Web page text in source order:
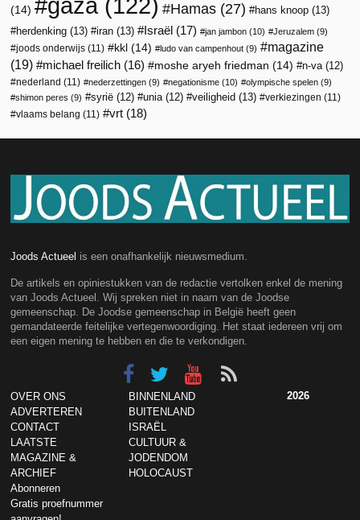
(14) Hamas (27) hans knoop (13)
herdenking (13) iran (13) Israël (17) jan jambon (10) Jeruzalem (9)
joods onderwijs (11) kkl (14) ludo van campenhout (9)
magazine
(19)
michael freilich (16) moshe aryeh friedman (14) n-va (12)
nederland (11) nederzettingen (9) negationisme (10) olympische spelen (9)
shimon peres (9) syrië (12) unia (12) veiligheid (13) verkiezingen (11)
vlaams belang (11) vrt (18)
Joods Actueel is een onafhankelijk nieuwsmedium.
De artikels en opiniestukken van de redactie vertolken enkel de mening
van Joods Actueel. Wij spreken niet in naam van de Joodse
gemeenschap. De Joodse gemeenschap in België heeft geen
gemandateerde feitelijke vertegenwoordiging. Het staat iedereen vrij om
een eigen mening te hebben en die te verkondigen.
OVER ONS
ADVERTEREN
CONTACT
LAATSTE
MAGAZINE &
ARCHIEF
Abonneren
Gratis proefnummer
BINNENLAND
BUITENLAND
ISRAËL
CULTUUR &
JODENDOM
HOLOCAUST
2026